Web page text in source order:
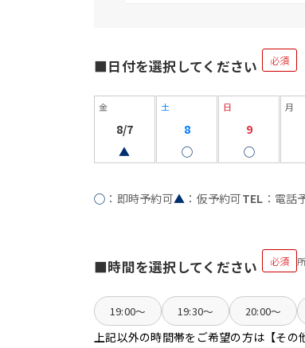
■日付を選択してください 必須
金
8/7
▲
土
8
◯
日
9
◯
月
◯ ：即時予約可▲ ：仮予約可TEL ：電話
■時間を選択してください 必須
19:00〜 19:30〜 20:00〜
上記以外の時間帯をご希望の方は【その